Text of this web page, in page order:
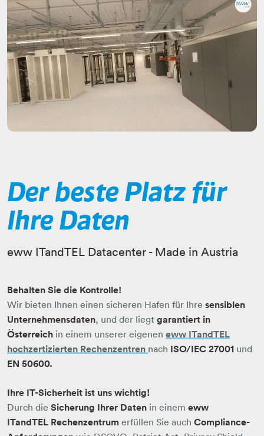
Der beste Platz für
Ihre Daten
eww ITandTEL Datacenter - Made in Austria
Behalten Sie die Kontrolle!
Wir bieten Ihnen einen sicheren Hafen für Ihre sensiblen
Unternehmensdaten, und der liegt garantiert in
Österreich in einem unserer eigenen eww ITandTEL
hochzertizierten Rechenzentren​​​​​​​​​​​​​​ ​​​​​​​nach ISO/IEC 27001 und
EN 50600.
​​​​​​​Ihre IT-Sicherheit ist uns wichtig!
Durch die Sicherung Ihrer Daten in einem eww
ITandTEL Rechenzentrum erfüllen Sie auch Compliance-